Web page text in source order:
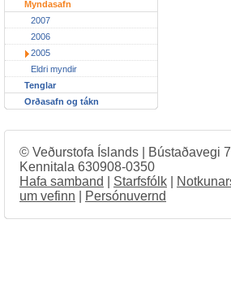
Myndasafn
2007
2006
2005
Eldri myndir
Tenglar
Orðasafn og tákn
© Veðurstofa Íslands | Bústaðavegi
Kennitala 630908-0350
Hafa samband
Starfsfólk
um vefinn
Persónuvernd